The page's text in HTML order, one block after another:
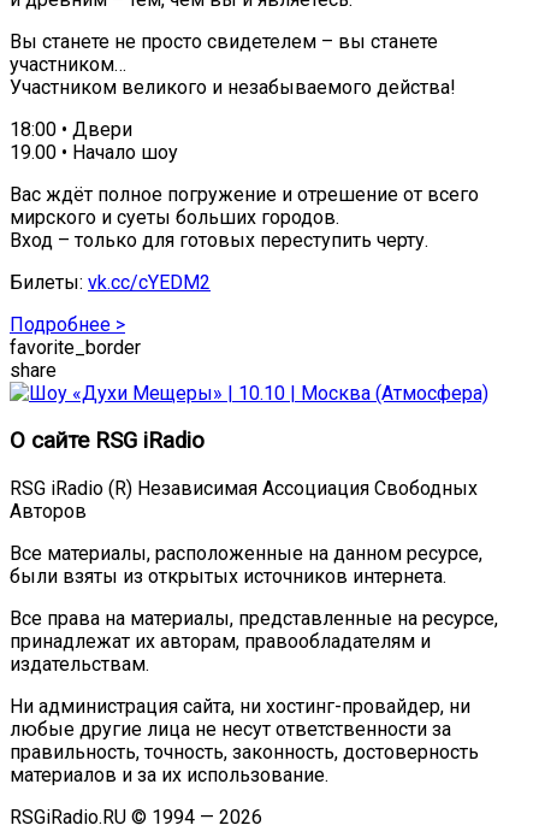
Вы станете не просто свидетелем – вы станете
участником…
Участником великого и незабываемого действа!
18:00 • Двери
19.00 • Начало шоу
Вас ждёт полное погружение и отрешение от всего
мирского и суеты больших городов.
Вход – только для готовых переступить черту.
Билеты: vk.cc/cYEDM2
Подробнее >
favorite_border
share
О сайте RSG iRadio
RSG iRadio (R) Независимая Ассоциация Свободных
Авторов
Все материалы, расположенные на данном ресурсе,
были взяты из открытых источников интернета.
Все права на материалы, представленные на ресурсе,
принадлежат их авторам, правообладателям и
издательствам.
Ни администрация сайта, ни хостинг-провайдер, ни
любые другие лица не несут ответственности за
правильность, точность, законность, достоверность
материалов и за их использование.
RSGiRadio.RU © 1994 — 2026